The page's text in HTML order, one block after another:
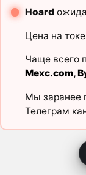
Hoard
Цена на
Чаще всего
Mexc.com,
Мы заранее
Телеграм